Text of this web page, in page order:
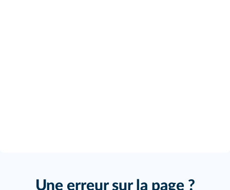
Une erreur sur la page ?